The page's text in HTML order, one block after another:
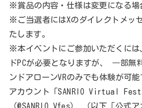
※賞品の内容・仕様は変更になる場
※ご当選者にはXのダイレクトメッ
たします。
※本イベントにご参加いただくには
ドPCが必要となりますが、 ⼀部無
ンドアローンVRのみでも体験が可
アカウント「SANRIO Virtual
（@SANRIO_Vfes） （以下「公式